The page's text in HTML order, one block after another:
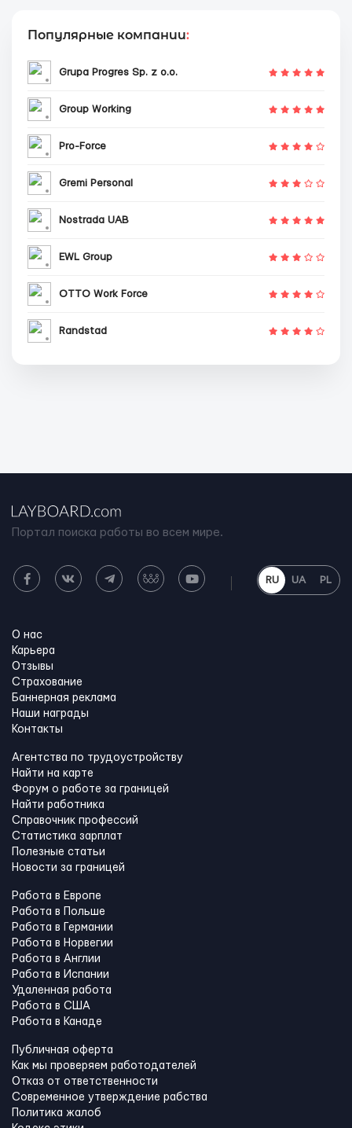
Популярные компании:
Grupa Progres Sp. z o.o.
Group Working
Pro-Force
Gremi Personal
Nostrada UAB
EWL Group
OTTO Work Force
Randstad
Портал поиска работы во всем мире.
RU UA PL
О нас
Карьера
Отзывы
Страхование
Баннерная реклама
Наши награды
Контакты
Агентства по трудоустройству
Найти на карте
Форум о работе за границей
Найти работника
Справочник профессий
Статистика зарплат
Полезные статьи
Новости за границей
Работа в Европе
Работа в Польше
Работа в Германии
Работа в Норвегии
Работа в Англии
Работа в Испании
Удаленная работа
Работа в США
Работа в Канадe
Публичная оферта
Как мы проверяем работодателей
Отказ от ответственности
Современное утверждение рабства
Политика жалоб